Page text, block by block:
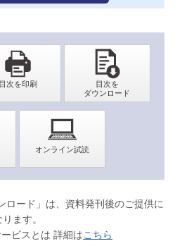
ロード」は、資料発刊後のご提供に
ります。
ビスとは 詳細はこちら